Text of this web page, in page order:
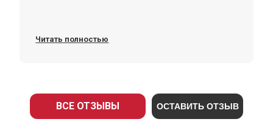
Читать полностью
ВСЕ ОТЗЫВЫ ОСТАВИТЬ ОТЗЫВ